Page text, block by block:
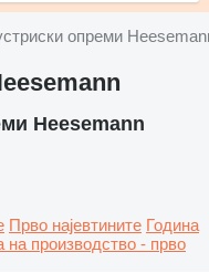
опреми
Heesemann
Прво најевтините Година
на производство - прво